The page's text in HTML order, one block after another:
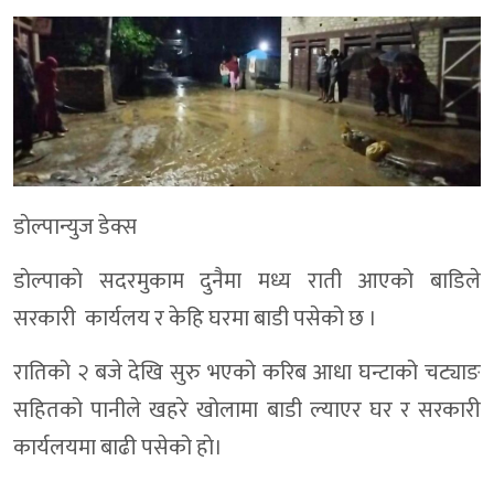
डाेल्पान्युज डेक्स
डाेल्पाकाे सदरमुकाम दुनैमा मध्य राती आएको बाडिले
सरकारी कार्यलय र केहि घरमा बाडी पसेको छ ।
रातिको २ बजे देखि सुरु भएको करिब आधा घन्टाको चट्याङ
सहितको पानीले खहरे खोलामा बाडी ल्याएर घर र सरकारी
कार्यलयमा बाढी पसेको हाे।